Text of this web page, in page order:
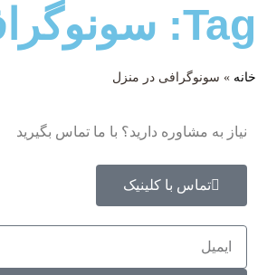
Tag: سونوگرافی در منزل
خانه » سونوگرافی در منزل
نیاز به مشاوره دارید؟ با ما تماس بگیرید
تماس با کلینیک